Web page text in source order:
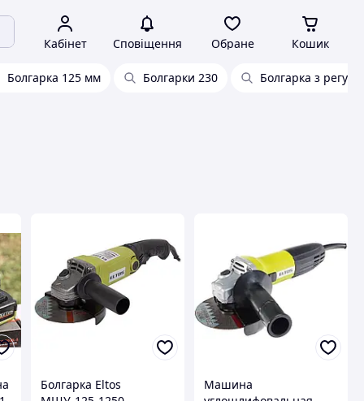
Кабінет Сповіщення Обране Кошик
Болгарка 125 мм Болгарки 230 Болгарка з
Болгарка Eltos
Машина